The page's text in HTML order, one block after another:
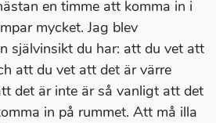
en timme att komma in i
mycket. Jag blev
självinsikt du har: att du vet att
att du vet att det är värre
det är inte är så vanligt att det
in på rummet. Att må illa